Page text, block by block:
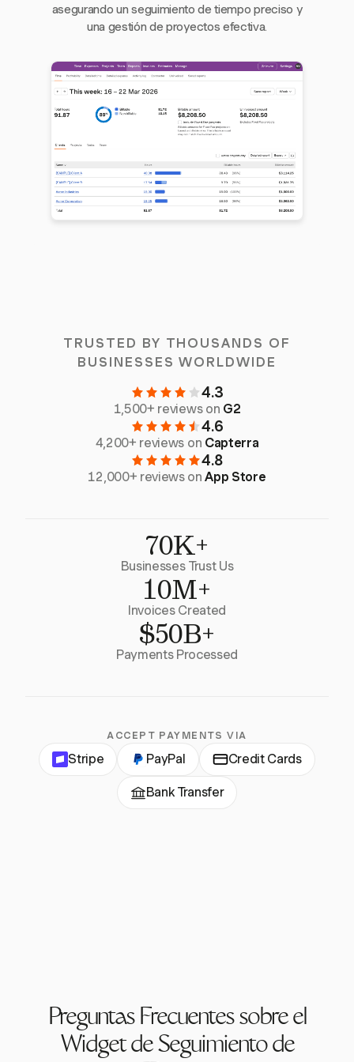
asegurando un seguimiento de tiempo preciso y
una gestión de proyectos efectiva.
TRUSTED BY THOUSANDS OF
BUSINESSES WORLDWIDE
4.3
1,500+ reviews on G2
4.6
4,200+ reviews on Capterra
4.8
12,000+ reviews onApp Store
70K+
Businesses Trust Us
10M+
Invoices Created
$50B+
Payments Processed
ACCEPT PAYMENTS VIA
Stripe PayPal Credit Cards
Bank Transfer
Preguntas Frecuentes sobre el
Widget de Seguimiento de